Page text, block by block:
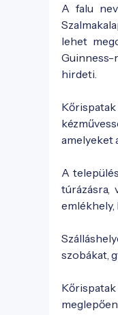
A falu
lehet
hirdeti.
amelyeket
A
túrázásra,
szobákat,